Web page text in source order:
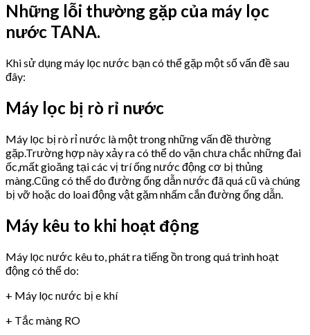
Những lỗi thường gặp của máy lọc
nước TANA.
Khi sử dụng máy lọc nước bạn có thể gặp một số vấn đề sau
đây:
Máy lọc bị rò rỉ nước
Máy lọc bị rò rỉ nước là một trong những vấn đề thường
gặp.Trường hợp này xảy ra có thể do vặn chưa chắc những đai
ốc,mất gioăng tại các vị trí ống nước động cơ bị thủng
màng.Cũng có thể do đường ống dẫn nước đã quá cũ và chúng
bị vỡ hoặc do loai động vật gặm nhấm cắn đường ống dẫn.
Máy kêu to khi hoạt động
Máy lọc nước kêu to, phát ra tiếng ồn trong quá trình hoạt
động có thể do:
+ Máy lọc nước bị e khí
+ Tắc màng RO